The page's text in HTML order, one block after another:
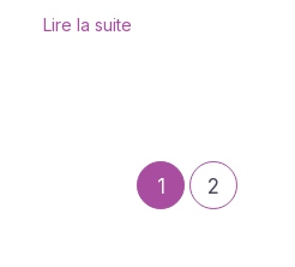
Lire la suite
1 2